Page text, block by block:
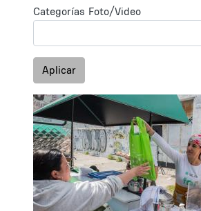
Categorías Foto/Video
Aplicar